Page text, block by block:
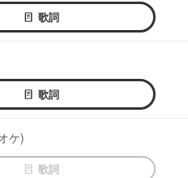
歌詞
歌詞
ケ)
歌詞